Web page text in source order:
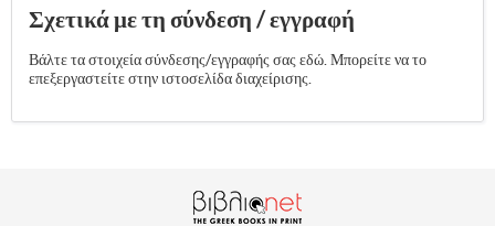
Σχετικά με τη σύνδεση / εγγραφή
Βάλτε τα στοιχεία σύνδεσης/εγγραφής σας εδώ. Μπορείτε να το
επεξεργαστείτε στην ιστοσελίδα διαχείρισης.